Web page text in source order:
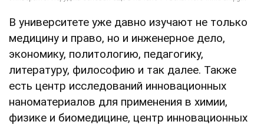
В университете уже давно изучают не только
медицину и право, но и инженерное дело,
экономику, политологию, педагогику,
литературу, философию и так далее. Также
есть центр исследований инновационных
наноматериалов для применения в химии,
физике и биомедицине, центр инновационных